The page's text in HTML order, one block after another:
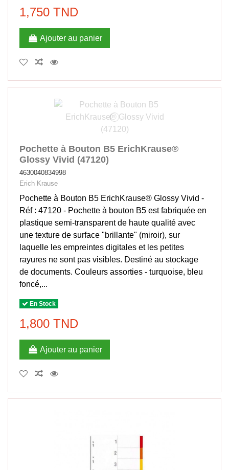
1,750 TND
Ajouter au panier
Pochette à Bouton B5 ErichKrause®
Glossy Vivid (47120)
4630040834998
Erich Krause
Pochette à Bouton B5 ErichKrause® Glossy Vivid -
Réf : 47120 - Pochette à bouton B5 est fabriquée en
plastique semi-transparent de haute qualité avec
une texture de surface "brillante" (miroir), sur
laquelle les empreintes digitales et les petites
rayures ne sont pas visibles. Destiné au stockage
de documents. Couleurs assorties - turquoise, bleu
foncé,...
En Stock
1,800 TND
Ajouter au panier